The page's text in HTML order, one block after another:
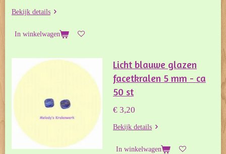
Bekijk details
In winkelwagen
Licht blauwe glazen
facetkralen 5 mm - ca
50 st
€ 3,20
Bekijk details
In winkelwagen